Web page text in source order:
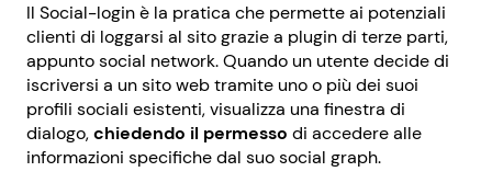
Il Social-login è la pratica che permette ai potenziali
clienti di loggarsi al sito grazie a plugin di terze parti,
appunto social network. Quando un utente decide di
iscriversi a un sito web tramite uno o più dei suoi
profili sociali esistenti, visualizza una finestra di
dialogo,chiedendo il permesso di accedere alle
informazioni specifiche dal suo social graph.